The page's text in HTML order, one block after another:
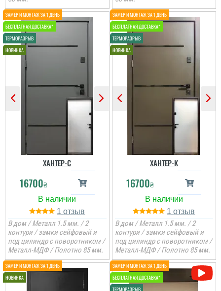
ХАНТЕР-С
16700₴
1
В дом / Металл 1.5 мм. / 2
контури / замки сейфовый и
под цилиндр с поворотником /
Металл-МДФ / Полотно 85 мм.
ХАНТЕР-К
16700₴
1
В дом / Металл 1.5 мм. / 2
контури / замки сейфовый и
под цилиндр с поворотником /
Металл-МДФ / Полотно 85 мм.